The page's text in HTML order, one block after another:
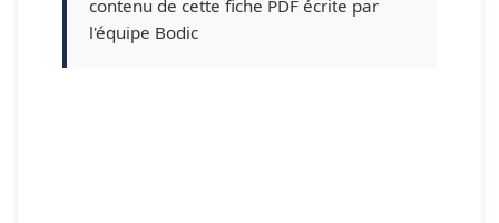
contenu de cette fiche PDF écrite par
l'équipe Bodic